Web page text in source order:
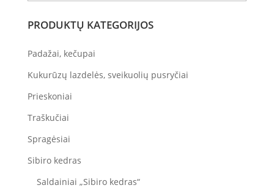
PRODUKTŲ KATEGORIJOS
Padažai, kečupai
Kukurūzų lazdelės, sveikuolių pusryčiai
Prieskoniai
Traškučiai
Spragėsiai
Sibiro kedras
Saldainiai „Sibiro kedras“